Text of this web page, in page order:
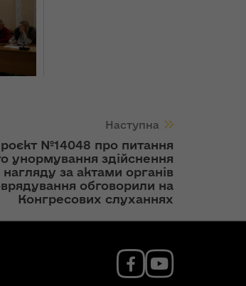
Наступна
№14048 про питання
унормування здійснення
за актами органів
обговорили на
Конгресових слуханнях